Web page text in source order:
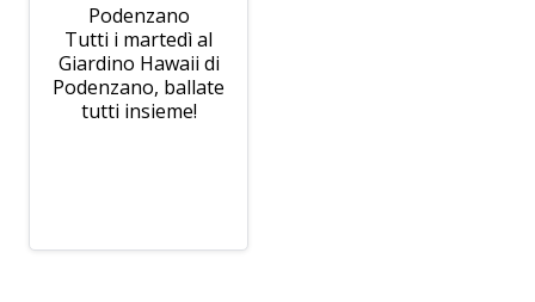
Podenzano
Tutti i martedì al
Giardino Hawaii di
Podenzano, ballate
tutti insieme!